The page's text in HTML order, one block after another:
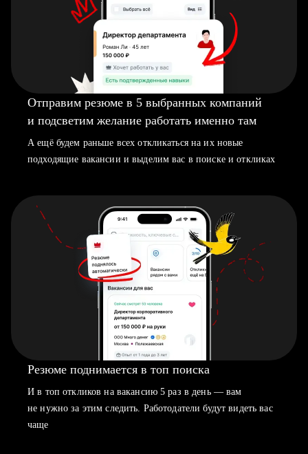
Отправим резюме в 5 выбранных компаний
и подсветим желание работать именно там
А ещё будем раньше всех откликаться на их новые
подходящие вакансии и выделим вас в поиске и откликах
Резюме поднимается в топ поиска
И в топ откликов на вакансию 5 раз в день — вам
не нужно за этим следить. Работодатели будут видеть вас
чаще